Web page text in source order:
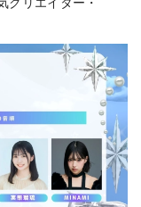
クリエイター・